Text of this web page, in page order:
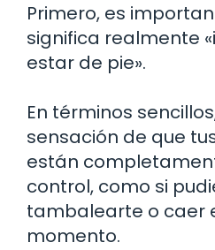
Primero, es
significa realmente
estar de pie».
En términos
sensación de que
están
control, como si
tambalearte o caer
momento.